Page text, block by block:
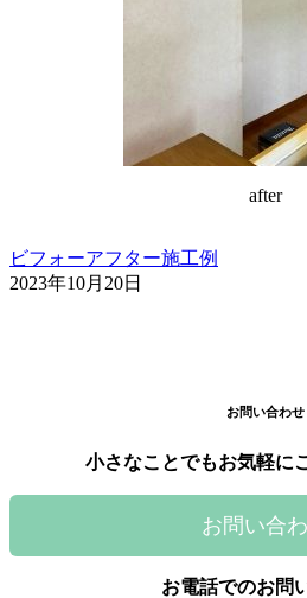
after
ビフォーアフター施工例
2023年10月20日
お問い合わせ
小さなことでもお気軽に
お問い合
お電話でのお問